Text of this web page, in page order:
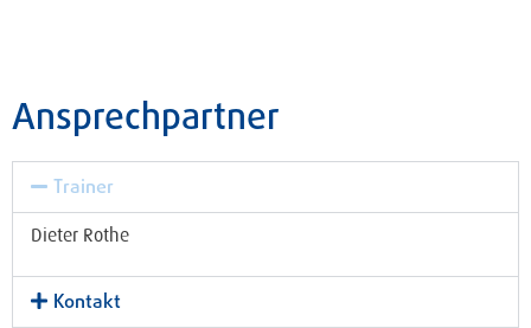
Ansprechpartner
Trainer
Dieter Rothe
Kontakt